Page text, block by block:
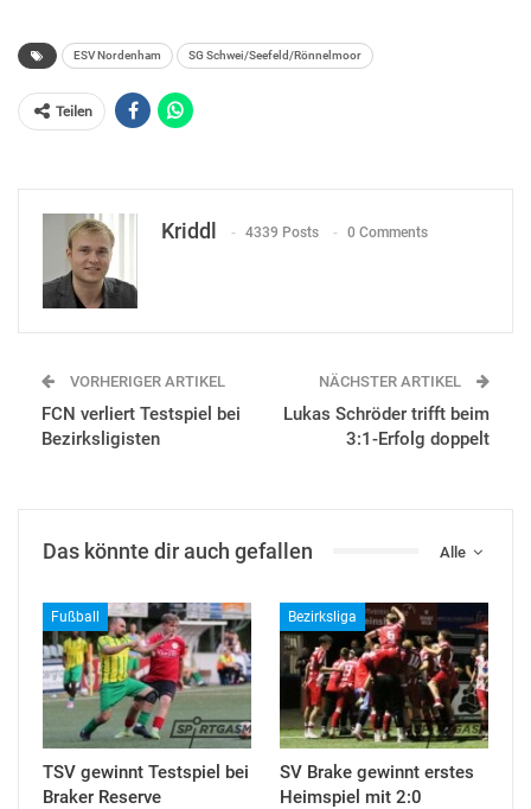
ESV Nordenham SG Schwei/Seefeld/Rönnelmoor
Teilen
Kriddl 4339 Posts 0 Comments
VORHERIGER ARTIKEL
FCN verliert Testspiel bei
Bezirksligisten
NÄCHSTER ARTIKEL
Lukas Schröder trifft beim
3:1-Erfolg doppelt
Alle
Das könnte dir auch gefallen
Fußball
TSV gewinnt Testspiel bei
Braker Reserve
Bezirksliga
SV Brake gewinnt erstes
Heimspiel mit 2:0